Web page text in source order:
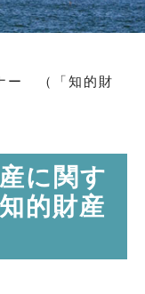
ー （「知的財
に関す
的財産